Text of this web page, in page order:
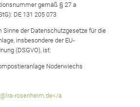
gemäß § 27 a
DE 131 205 073
Sinne der Datenschutzgesetze für die
insbesondere der EU-
(DSGVO), ist:
Noderwiechs
rosenheim.de</a